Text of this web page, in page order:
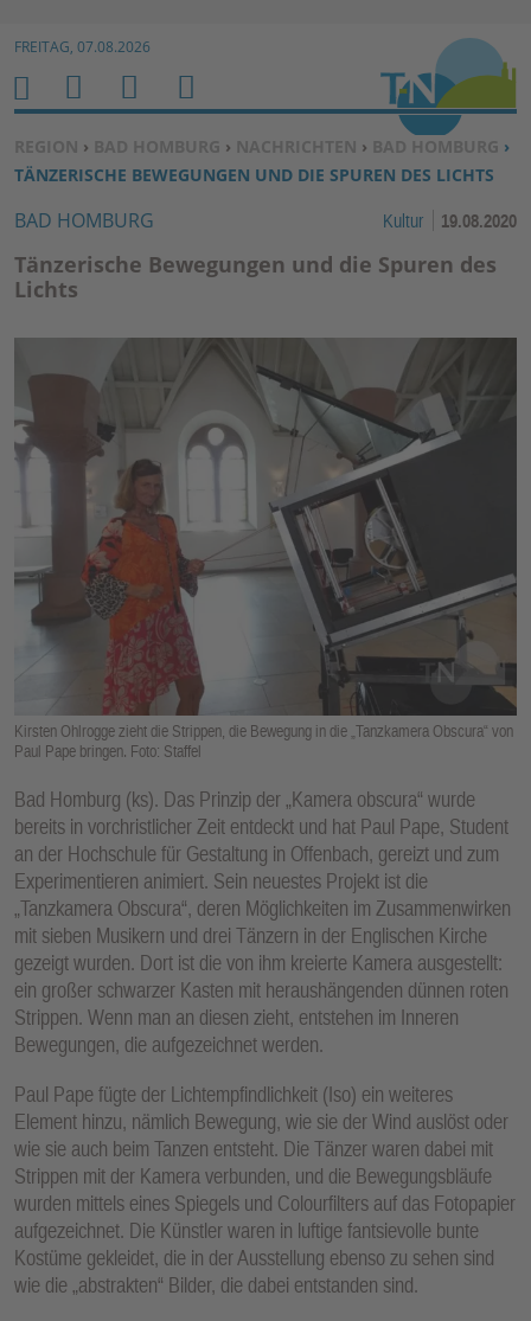
Zum Inhalt springen ↓
FREITAG, 07.08.2026
SIE BEFINDEN SICH HIER:
REGION › BAD HOMBURG › NACHRICHTEN › BAD HOMBURG ›
TÄNZERISCHE BEWEGUNGEN UND DIE SPUREN DES LICHTS
BAD HOMBURG Kultur 19.08.2020
Tänzerische Bewegungen und die Spuren des
Lichts
Kirsten Ohlrogge zieht die Strippen, die Bewegung in die „Tanzkamera Obscura“ von
Paul Pape bringen. Foto: Staffel
Bad Homburg (ks). Das Prinzip der „Kamera obscura“ wurde
bereits in vorchristlicher Zeit entdeckt und hat Paul Pape, Student
an der Hochschule für Gestaltung in Offenbach, gereizt und zum
Experimentieren animiert. Sein neuestes Projekt ist die
„Tanzkamera Obscura“, deren Möglichkeiten im Zusammenwirken
mit sieben Musikern und drei Tänzern in der Englischen Kirche
gezeigt wurden. Dort ist die von ihm kreierte Kamera ausgestellt:
ein großer schwarzer Kasten mit heraushängenden dünnen roten
Strippen. Wenn man an diesen zieht, entstehen im Inneren
Bewegungen, die aufgezeichnet werden.
Paul Pape fügte der Lichtempfindlichkeit (Iso) ein weiteres
Element hinzu, nämlich Bewegung, wie sie der Wind auslöst oder
wie sie auch beim Tanzen entsteht. Die Tänzer waren dabei mit
Strippen mit der Kamera verbunden, und die Bewegungsbläufe
wurden mittels eines Spiegels und Colourfilters auf das Fotopapier
aufgezeichnet. Die Künstler waren in luftige fantsievolle bunte
Kostüme gekleidet, die in der Ausstellung ebenso zu sehen sind
wie die „abstrakten“ Bilder, die dabei entstanden sind.
H
O
M
E
M
E
N
U
S
U
C
H
E
N
B
E
N
Z
F
U
N
K
TI
N
E
N